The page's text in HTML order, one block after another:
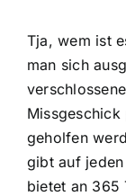
Tja, wem ist
man sich
geholfen
gibt auf
bietet an 365